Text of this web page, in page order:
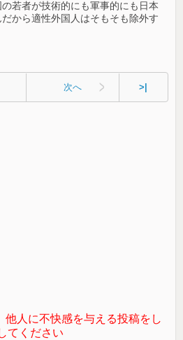
若者が技術的にも軍事的にも日本
から適性外国人はそもそも除外す
次へ >|
人に不快感を与える投稿をし
てください